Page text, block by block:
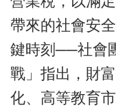
帶來的社會安
鍵時刻──社會
戰」指出，財
化、高等教育